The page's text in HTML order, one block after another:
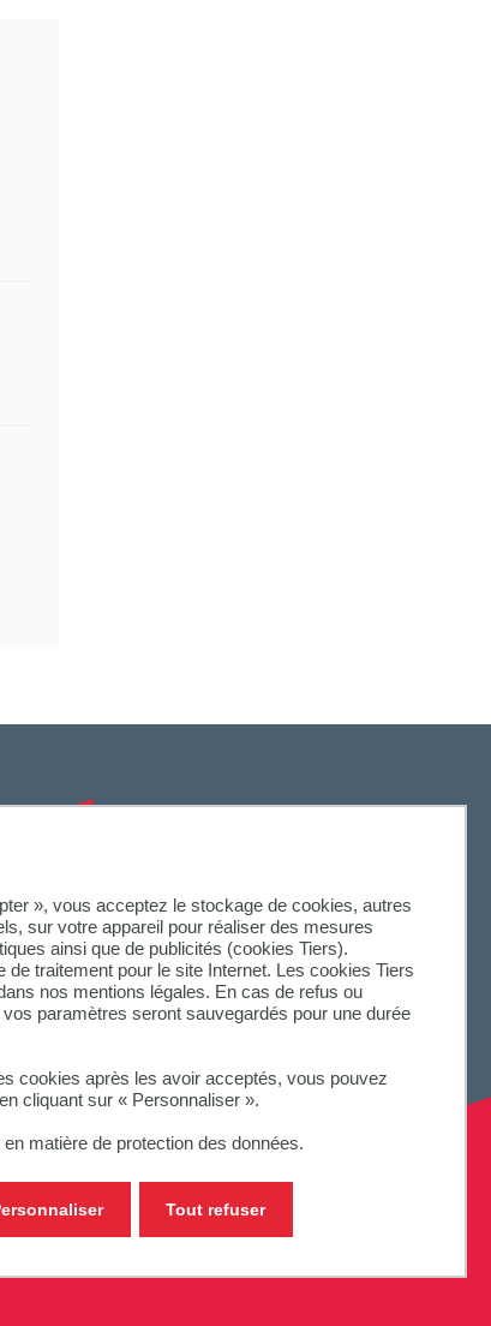
», vous acceptez le stockage de cookies, autres
sur votre appareil pour réaliser des mesures
ainsi que de publicités (cookies Tiers).
de traitement pour le site Internet. Les cookies Tiers
nos mentions légales. En cas de refus ou
paramètres seront sauvegardés pour une durée
cookies après les avoir acceptés, vous pouvez
cliquant sur « Personnaliser ».
matière de protection des données.
Tout refuser